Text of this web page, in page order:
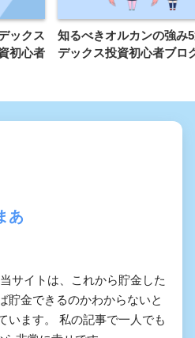
ックス
初心者
知るべきオルカンの強み
デックス投資初心者ブロ
あ
サイトは、これから貯金した
貯金できるのかわからないと
います。 私の記事で一人でも